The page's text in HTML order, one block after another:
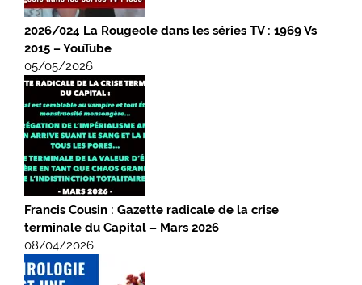
2026/024 La Rougeole dans les séries TV : 1969 Vs
2015 – YouTube
05/05/2026
Francis Cousin : Gazette radicale de la crise
terminale du Capital – Mars 2026
08/04/2026